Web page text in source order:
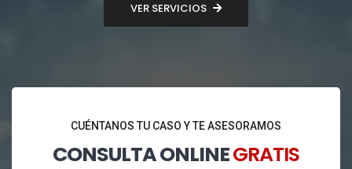
VER SERVICIOS
CUÉNTANOS TU CASO Y TE ASESORAMOS
CONSULTA ONLINEGRATIS